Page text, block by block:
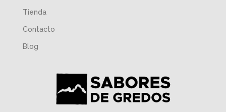
Tienda
Contacto
Blog